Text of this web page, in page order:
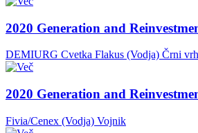
2020 Generation and
DEMIURG Cvetka Flakus (Vodja) Črni vrh
2020 Generation and
Fivia/Cenex (Vodja) Vojnik